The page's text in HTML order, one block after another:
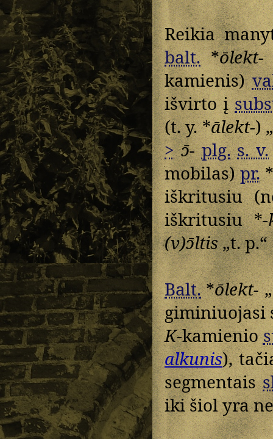
Reikia
balt.*ōlekt-
kamienis)
išvirto į
(t. y. *ālekt-)
> ɔ̄- plg. s. v.
mobilas)pr.*
iškritusiu
iškritusiu *-
(v)ɔ̄ltis„t.
Balt.*ōlekt-
giminiuojasi
K-kamienio
alkunis),
segmentais
iki šiol yra